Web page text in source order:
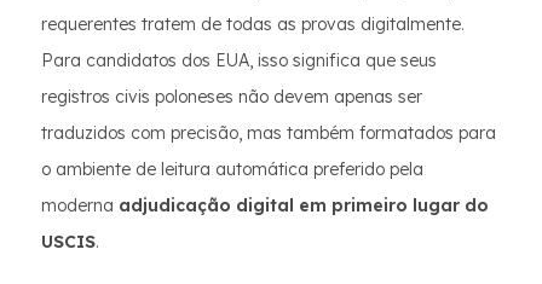
requerentes tratem de todas as provas digitalmente.
Para candidatos dos EUA, isso significa que seus
registros civis poloneses não devem apenas ser
traduzidos com precisão, mas também formatados para
o ambiente de leitura automática preferido pela
moderna adjudicação digital em primeiro lugar do
USCIS.